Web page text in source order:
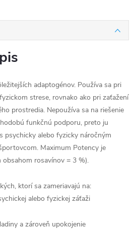
adaptogénov. Používa sa pri
strese, rovnako ako pri zaťažení
prostredia. Nepoužíva sa na riešenie
funkčnú podporu, preto ju
psychicky alebo fyzicky náročným
Maximum Potency je
obsahom rosavínov = 3 %).
ktorí sa zameriavajú na:
alebo fyzickej záťaži
a zároveň upokojenie